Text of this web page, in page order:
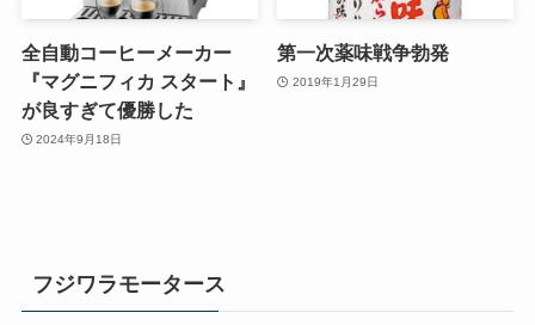
全自動コーヒーメーカー
『マグニフィカ スタート』
が良すぎて優勝した
2024年9月18日
第一次薬味戦争勃発
2019年1月29日
フジワラモータース